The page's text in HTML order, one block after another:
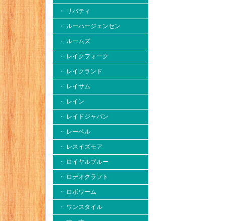
・ リバティ
・ ルーハージェンセン
・ ルームズ
・ レイクフォーク
・ レイクランド
・ レイサム
・ レイン
・ レイドジャパン
・ レーベル
・ レスイズモア
・ ロイヤルブルー
・ ロデオクラフト
・ ロボワーム
・ ワンスタイル